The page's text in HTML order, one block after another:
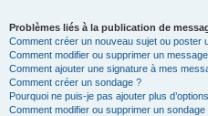
Problèmes liés à la publication de
Comment créer un nouveau sujet ou poster
Comment modifier ou supprimer un
Comment ajouter une signature à mes
Comment créer un sondage ?
Pourquoi ne puis-je pas ajouter plus
Comment modifier ou supprimer un sondage